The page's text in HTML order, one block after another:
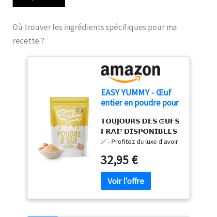
Où trouver les ingrédients spécifiques pour ma
recette ?
EASY YUMMY - Œuf
entier en poudre pour
d'œuf en poudre
𝗧𝗢𝗨𝗝𝗢𝗨𝗥𝗦 𝗗𝗘𝗦 Œ𝗨𝗙𝗦
𝗙𝗥𝗔𝗜? 𝗗𝗜𝗦𝗣𝗢𝗡𝗜𝗕𝗟𝗘𝗦
✅ - Profitez du luxe d'avoir
frais à portée de main à
tout moment. Notre
poudre d'œufs
déshydratés vous garantit
de ne jamais manquer de
32,95 €